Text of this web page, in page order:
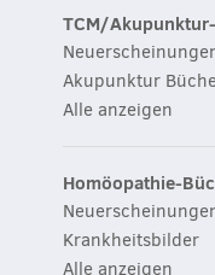
TCM/
Akupunktur
Alle anzeigen
Homöopathie-
Krankheitsbilder
Alle anzeigen